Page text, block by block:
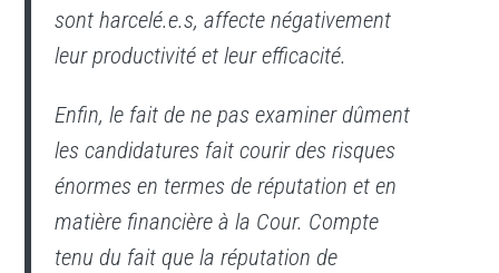
sont harcelé.e.s, affecte négativement
leur productivité et leur efficacité.
Enfin, le fait de ne pas examiner dûment
les candidatures fait courir des risques
énormes en termes de réputation et en
matière financière à la Cour. Compte
tenu du fait que la réputation de